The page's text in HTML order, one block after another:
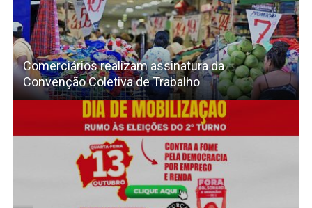
Comerciários realizam assinatura da
Convenção Coletiva de Trabalho